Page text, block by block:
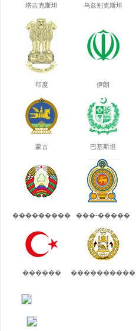
塔吉克斯坦 乌兹别克斯坦
印度 伊朗
蒙古 巴基斯坦
��������� ���-�����
������ ����������